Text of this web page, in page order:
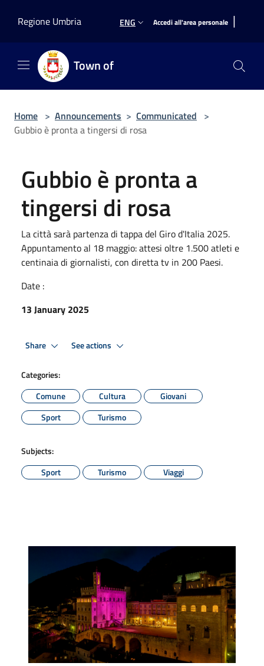
Regione Umbria
ENG Accedi all'area personale |
Town of
Home > Announcements > Communicated >
Gubbio è pronta a tingersi di rosa
Gubbio è pronta a
tingersi di rosa
La città sarà partenza di tappa del Giro d'Italia 2025.
Appuntamento al 18 maggio: attesi oltre 1.500 atleti e
centinaia di giornalisti, con diretta tv in 200 Paesi.
Date :
13 January 2025
Share See actions
Categories:
Comune
Cultura
Giovani
Sport
Turismo
Subjects:
Sport
Turismo Viaggi